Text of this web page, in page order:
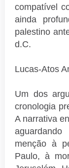
compatível
ainda
palestino
d.C.
Lucas-Atos
Um dos
cronologia
A narrativa
menção à
Paulo, à